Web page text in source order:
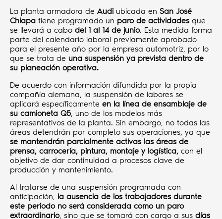
La planta armadora de Audi ubicada en San José
Chiapa tiene programado un paro de actividades que
se llevará a cabo del 1 al 14 de junio. Esta medida forma
parte del calendario laboral previamente aprobado
para el presente año por la empresa automotriz, por lo
que se trata de una suspensión ya prevista dentro de
su planeación operativa.
De acuerdo con información difundida por la propia
compañía alemana, la suspensión de labores se
aplicará específicamente en la línea de ensamblaje de
su camioneta Q5, uno de los modelos más
representativos de la planta. Sin embargo, no todas las
áreas detendrán por completo sus operaciones, ya que
se mantendrán parcialmente activas las áreas de
prensa, carrocería, pintura, montaje y logística, con el
objetivo de dar continuidad a procesos clave de
producción y mantenimiento.
Al tratarse de una suspensión programada con
anticipación, la ausencia de los trabajadores durante
este periodo no será considerada como un paro
extraordinario, sino que se tomará con cargo a sus días